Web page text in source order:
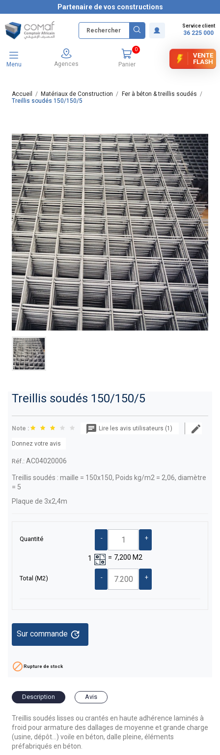
Partenaire de vos constructions
Service client
36 225 000
Menu Agences Panier
0
VENTE
FLASH
Accueil Matériaux de Construction
Fer à béton & treillis soudés
Treillis soudés 150/150/5
Treillis soudés 150/150/5
Note : Lire les avis utilisateurs (1)
Donnez votre avis
Réf.: AC04020006
Treillis soudés : maille = 150x150, Poids kg/m2 = 2,06, diamètre
= 5
Plaque de 3x2,4m
Quantité - +
1 = 7,200 M2
Total (M2) - +
Sur commande update
Rupture de stock
Description Avis
Treillis soudés lisses ou crantés en haute adhérence laminés à
froid pour armature des dallages de moyenne et grande charge
(usine, dépôt...) voile en béton, dalle pleine, éléments
préfabriqués en béton.